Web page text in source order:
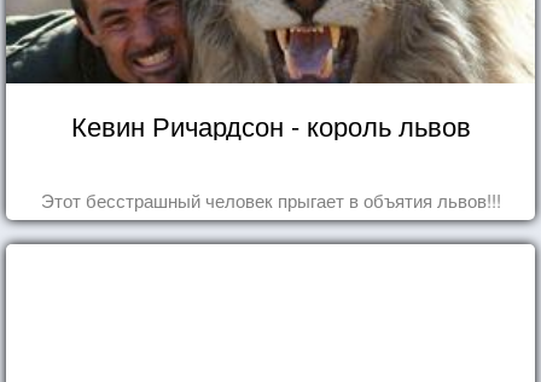
Кевин Ричардсон - король львов
Этот бесстрашный человек прыгает в объятия львов!!!